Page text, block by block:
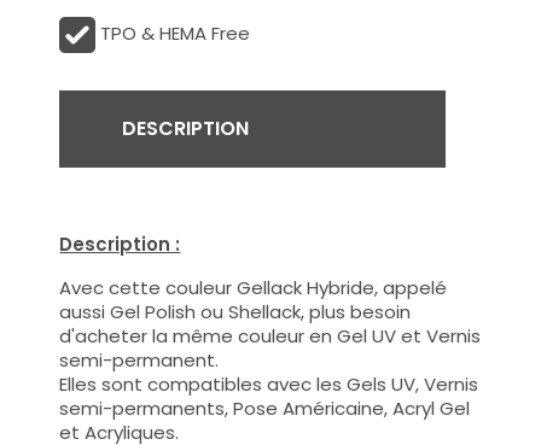
TPO & HEMA Free
DESCRIPTION
Description :
Avec cette couleur Gellack Hybride, appelé
aussi Gel Polish ou Shellack, plus besoin
d'acheter la même couleur en Gel UV et Vernis
semi-permanent.
Elles sont compatibles avec les Gels UV, Vernis
semi-permanents, Pose Américaine, Acryl Gel
et Acryliques.